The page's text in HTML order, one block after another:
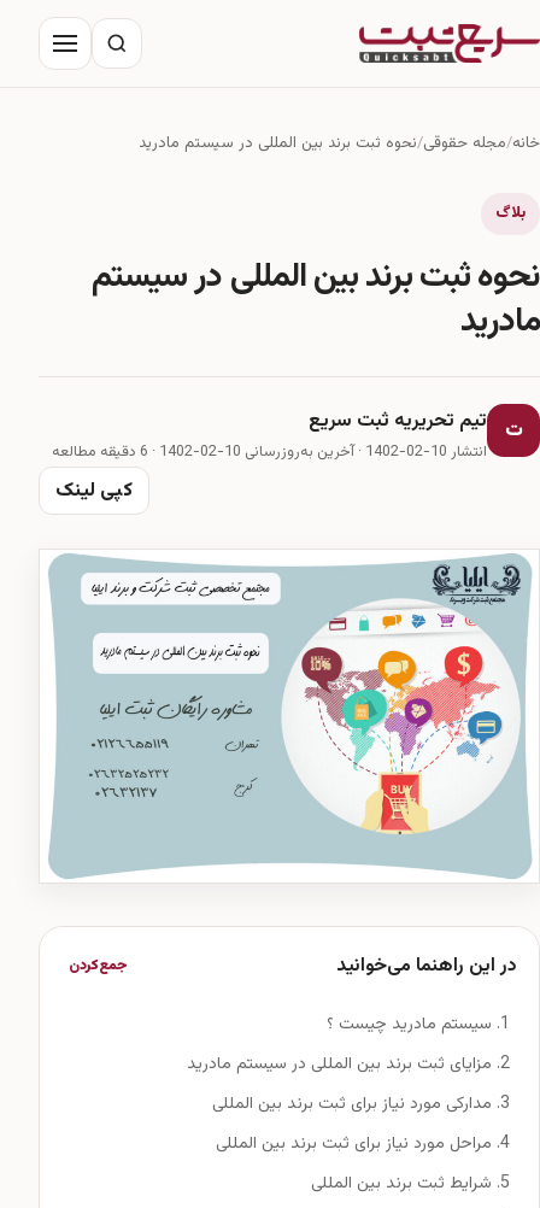
خانه
مجله حقوقی
خانه مجله حقوقی نحوه ثبت برند بین المللی در سیستم مادرید
بلاگ
نحوه ثبت برند بین المللی در سیستم
مادرید
ت تیم تحریریه ثبت سریع
انتشار 10-02-1402 ·آخرین به‌روزرسانی 10-02-1402 · 6 دقیقه مطالعه
کپی لینک
در این راهنما می‌خوانید جمع‌کردن
سیستم مادرید چیست ؟
مزایای ثبت برند بین المللی در سیستم مادرید
مدارکی مورد نیاز برای ثبت برند بین المللی
مراحل مورد نیاز برای ثبت برند بین المللی
شرایط ثبت برند بین المللی